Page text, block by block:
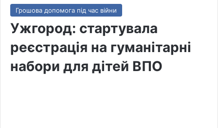
Грошова допомога під час війни
Ужгород: стартувала
реєстрація на гуманітарні
набори для дітей ВПО